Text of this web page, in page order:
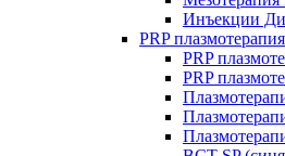
Инъекции
PRP
PRP
PRP